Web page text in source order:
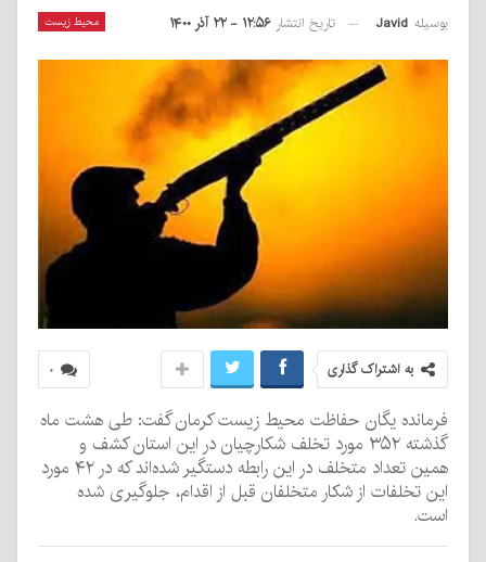
محیط زیست بوسیله Javid تاریخ انتشار ۱۲:۵۶ - ۲۲ آذر ۱۴۰۰
۰ به اشتراک گذاری
فرمانده یگان حفاظت محیط زیست کرمان گفت: طی هشت ماه
گذشته ۳۵۲ مورد تخلف شکارچیان در این استان کشف و
همین تعداد متخلف در این رابطه دستگیر شده‌اند که در ۴۲ مورد
این تخلفات از شکار متخلفان قبل از اقدام، جلوگیری شده
است.